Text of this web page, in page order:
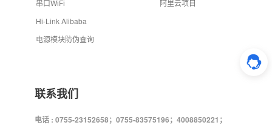
串口WiFi
Hi-Link Alibaba
电源模块防伪查询
阿里云项目
联系我们
电话 : 0755-23152658；0755-83575196；4008850221；